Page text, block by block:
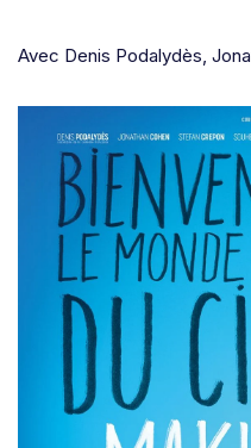
Avec Denis Podalydès,